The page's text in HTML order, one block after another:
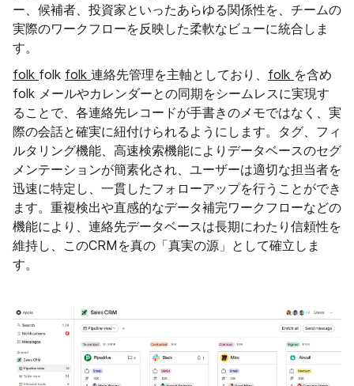
ー、候補者、投資家といったあらゆる関係性を、チームの
実際のワークフローを反映した柔軟なビューに統合しま
す。
folk folk folk 連絡先管理を主軸としており、 folk を含め
folk メールやカレンダーとの同期をシームレスに実現す
ることで、各連絡先レコードが手書きのメモではなく、実
際の会話と確実に紐付けられるようにします。タグ、フィ
ルタリング機能、高速検索機能によりデータベースのセグ
メンテーションが簡素化され、ユーザーは適切な担当者を
迅速に特定し、一貫したフォローアップを行うことができ
ます。重複検出や直感的なデータ補完ワークフローなどの
機能により、連絡先データベースは長期にわたり信頼性を
維持し、このCRMを真の「真実の源」として確立しま
す。